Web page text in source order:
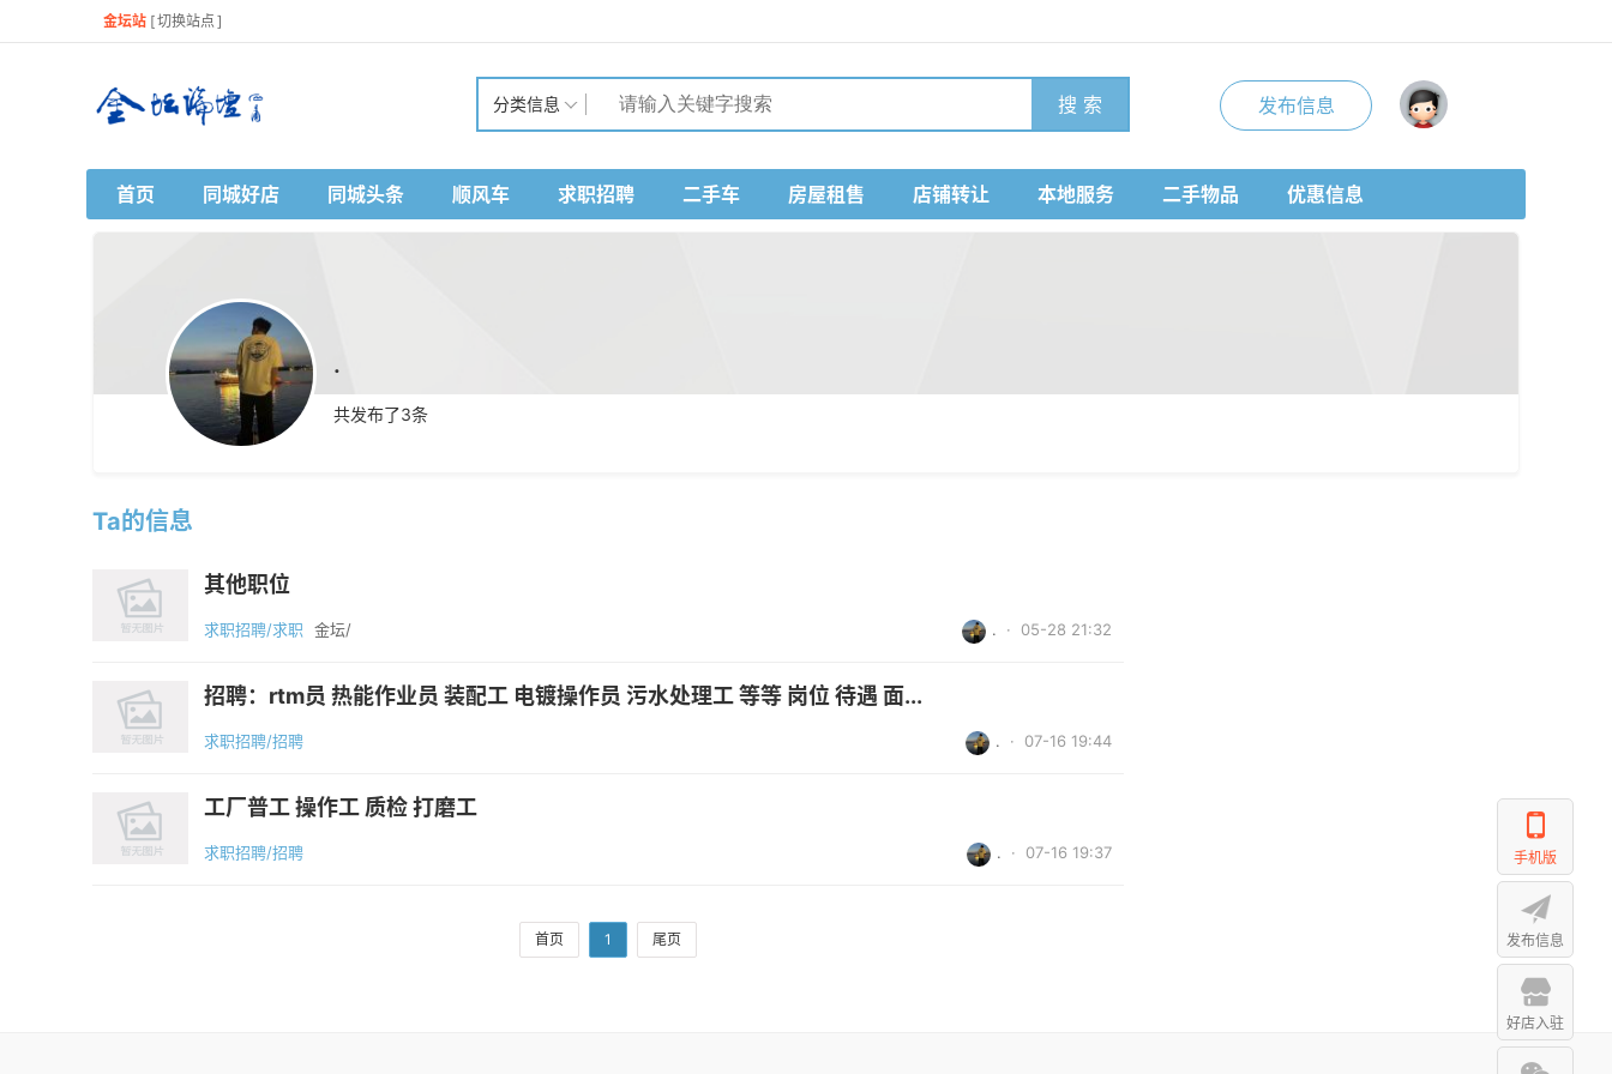
金坛站 [切换站点 ]
分类信息 搜 索 发布信息
首页 同城好店 同城头条 顺风车 求职招聘 二手车 房屋租售 店铺转让 本地服务 二手物品 优惠信息
.
共发布了3条
Ta的信息
其他职位
求职招聘/求职 金坛/ . · 05-28 21:32
招聘：rtm员 热能作业员 装配工 电镀操作员 污水处理工 等等 岗位 待遇 面...
求职招聘/招聘 . · 07-16 19:44
工厂普工 操作工 质检 打磨工
求职招聘/招聘 . · 07-16 19:37
首页 1 尾页
手机版
发布信息
好店入驻